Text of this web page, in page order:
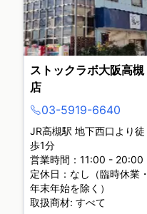
ストックラボ大阪高槻
店
03-5919-6640
JR高槻駅 地下西口より徒
歩1分
営業時間：11:00 - 20:00
定休日：なし（臨時休業・
年末年始を除く）
取扱商材: すべて